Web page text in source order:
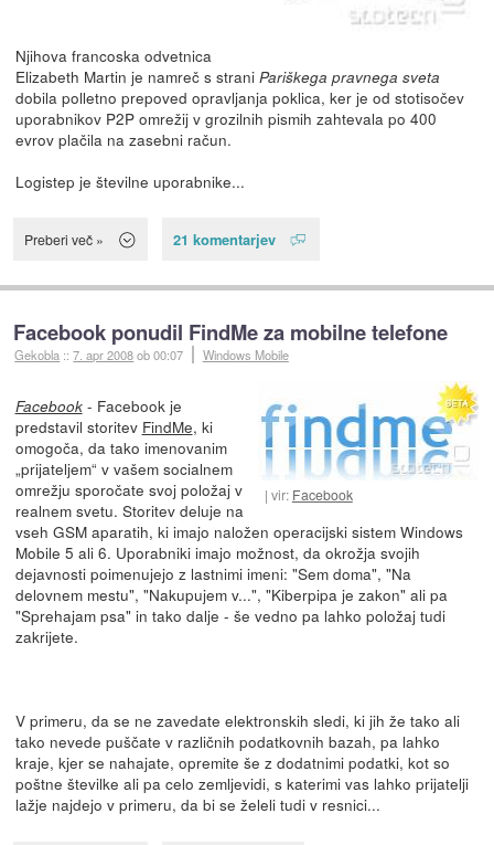
Njihova francoska odvetnica
Elizabeth Martin je namreč s strani Pariškega pravnega sveta
dobila polletno prepoved opravljanja poklica, ker je od stotisočev
uporabnikov P2P omrežij v grozilnih pismih zahtevala po 400
evrov plačila na zasebni račun.
Logistep je številne uporabnike...
Preberi več » 21 komentarjev
Facebook ponudil FindMe za mobilne telefone
Gekobla ::7. apr 2008ob 00:07 Windows Mobile
vir: Facebook
Facebook- Facebook je
predstavil storitev FindMe, ki
omogoča, da tako imenovanim
„prijateljem“ v vašem socialnem
omrežju sporočate svoj položaj v
realnem svetu. Storitev deluje na
vseh GSM aparatih, ki imajo naložen operacijski sistem Windows
Mobile 5 ali 6. Uporabniki imajo možnost, da okrožja svojih
dejavnosti poimenujejo z lastnimi imeni: "Sem doma", "Na
delovnem mestu", "Nakupujem v...", "Kiberpipa je zakon" ali pa
"Sprehajam psa" in tako dalje - še vedno pa lahko položaj tudi
zakrijete.
V primeru, da se ne zavedate elektronskih sledi, ki jih že tako ali
tako nevede puščate v različnih podatkovnih bazah, pa lahko
kraje, kjer se nahajate, opremite še z dodatnimi podatki, kot so
poštne številke ali pa celo zemljevidi, s katerimi vas lahko prijatelji
lažje najdejo v primeru, da bi se želeli tudi v resnici...